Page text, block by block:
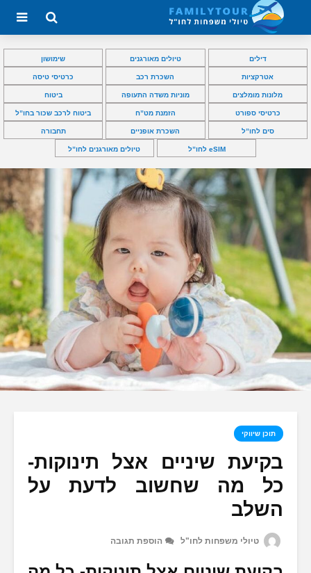
דילים טיולים מאורגנים שימושון
אטרקציות השכרת רכב כרטיסי טיסה
מלונות מומלצים מוניות משדה התעופה ביטוח
כרטיסי ספורט הזמנת מט”ח ביטוח לרכב שכור בחו”ל
סים לחו”ל השכרת אופניים תחבורה
eSIM לחו”ל טיולים מאורגנים לחו”ל
תוכן שיווקי
בקיעת שיניים אצל תינוקות-
כל מה שחשוב לדעת על
השלב
טיולי משפחות לחו"ל הוספת תגובה